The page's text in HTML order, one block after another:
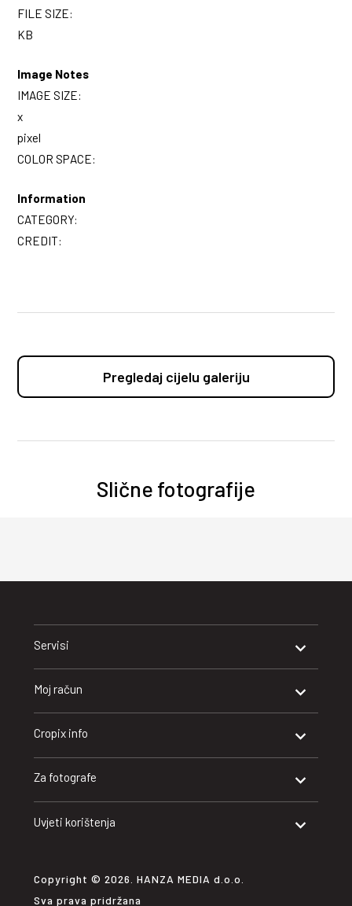
FILE SIZE:
KB
Image Notes
IMAGE SIZE:
x
pixel
COLOR SPACE:
Information
CATEGORY:
CREDIT:
Pregledaj cijelu galeriju
Slične fotografije
Servisi
Moj račun
Cropix info
Za fotografe
Uvjeti korištenja
Copyright © 2026. HANZA MEDIA d.o.o.
Sva prava pridržana